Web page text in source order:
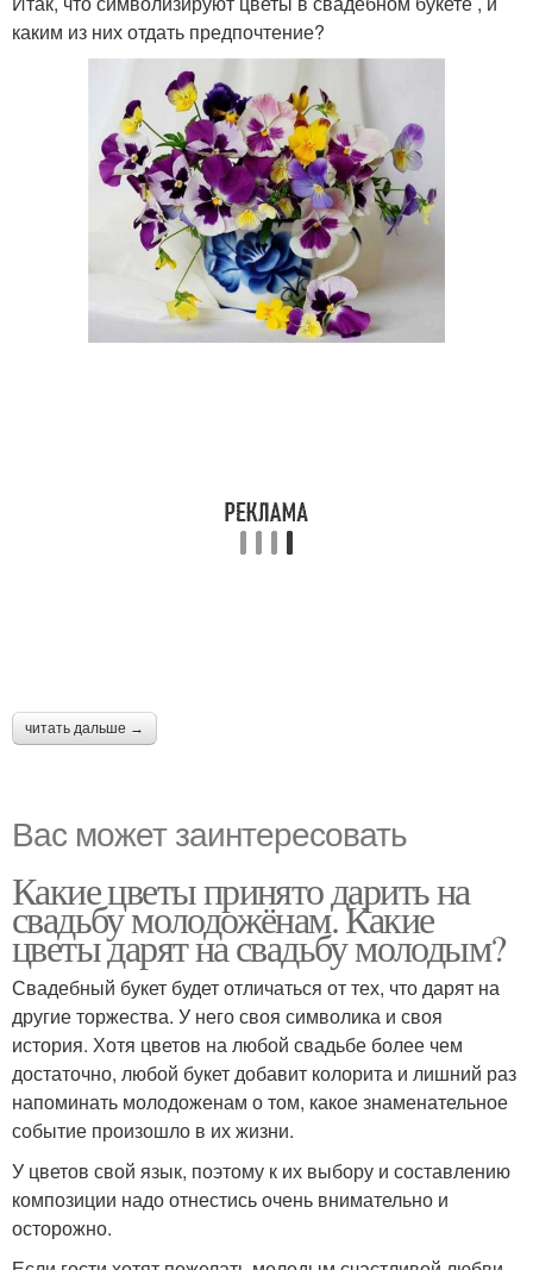
каким из них отдать предпочтение?
читать дальше →
Вас может заинтересовать
Какие цветы принято дарить на
свадьбу молодожёнам. Какие
цветы дарят на свадьбу молодым?
Свадебный букет будет отличаться от тех, что дарят на
другие торжества. У него своя символика и своя
история. Хотя цветов на любой свадьбе более чем
достаточно, любой букет добавит колорита и лишний раз
напоминать молодоженам о том, какое знаменательное
событие произошло в их жизни.
У цветов свой язык, поэтому к их выбору и составлению
композиции надо отнестись очень внимательно и
осторожно.